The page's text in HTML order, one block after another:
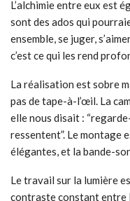
L’alchimie entre eux est
sont des ados qui
ensemble, se juger,
c’est ce qui les rend
La réalisation est sobre
pas de tape-à-l’œil. La
elle nous disait :
ressentent”. Le montage
élégantes, et la bande-
Le travail sur la lumière
contraste constant entre